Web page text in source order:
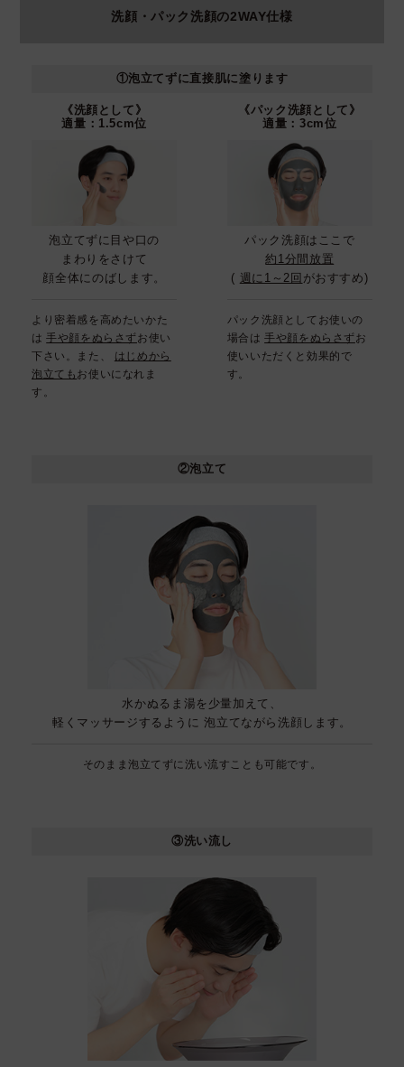
洗顔・パック洗顔の2WAY仕様
①泡立てずに直接肌に塗ります
《洗顔として》
適量：1.5cm位
泡立てずに目や口の
まわりをさけて
顔全体にのばします。
より密着感を高めたいかた
は手や顔をぬらさず お使い
下さい。また、 はじめから
泡立ても お使いになれま
す。
《パック洗顔として》
適量：3cm位
パック洗顔はここで
約1分間放置
( 週に1～2回 がおすすめ)
パック洗顔としてお使いの
場合は手や顔をぬらさず お
使いいただくと効果的で
す。
②泡立て
水かぬるま湯を少量加えて、
軽くマッサージするように泡立てながら洗顔します。
そのまま泡立てずに洗い流すことも可能です。
③洗い流し